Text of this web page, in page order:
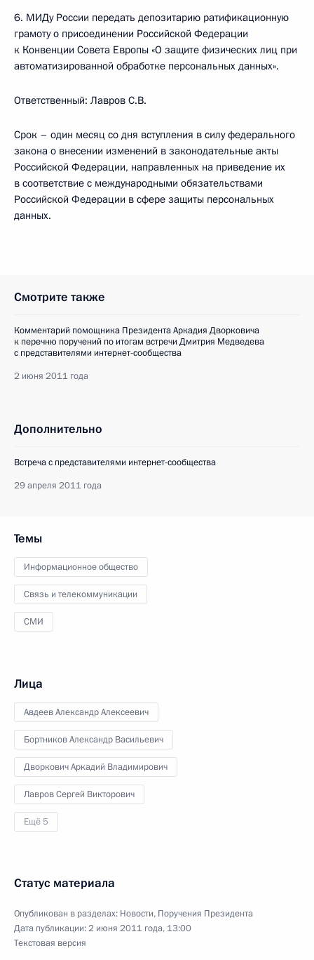
6. МИДу России передать депозитарию ратификационную
грамоту о присоединении Российской Федерации
к Конвенции Совета Европы «О защите физических лиц при
автоматизированной обработке персональных данных».
Ответственный: Лавров С.В.
Срок – один месяц со дня вступления в силу федерального
закона о внесении изменений в законодательные акты
Российской Федерации, направленных на приведение их
в соответствие с международными обязательствами
Российской Федерации в сфере защиты персональных
данных.
Смотрите также
Комментарий помощника Президента Аркадия Дворковича
к перечню поручений по итогам встречи Дмитрия Медведева
с представителями интернет-сообщества
2 июня 2011 года
Дополнительно
Встреча с представителями интернет-сообщества
29 апреля 2011 года
Темы
Информационное общество
Связь и телекоммуникации
СМИ
Лица
Авдеев Александр Алексеевич
Бортников Александр Васильевич
Дворкович Аркадий Владимирович
Лавров Сергей Викторович
Ещё 5
Статус материала
Опубликован в разделах: Новости, Поручения Президента
Дата публикации:2 июня 2011 года, 13:00
Текстовая версия